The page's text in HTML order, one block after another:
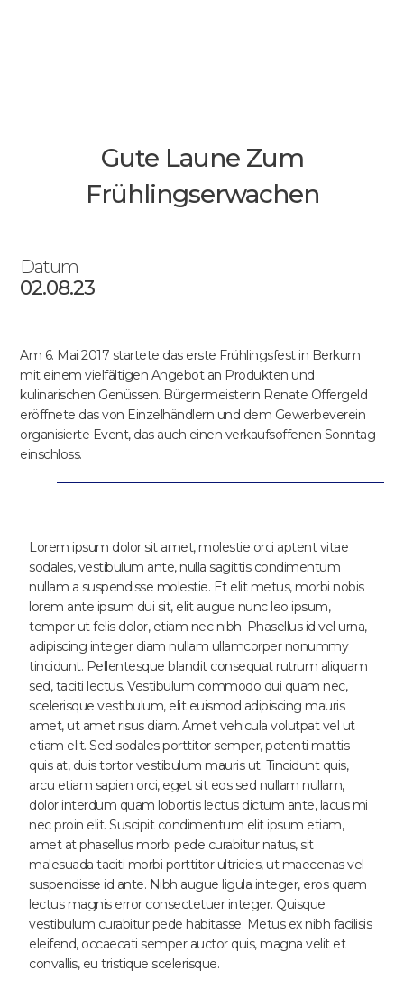
Gute Laune Zum
Frühlingserwachen
Datum
02.08.23
Am 6. Mai 2017 startete das erste Frühlingsfest in Berkum
mit einem vielfältigen Angebot an Produkten und
kulinarischen Genüssen. Bürgermeisterin Renate Offergeld
eröffnete das von Einzelhändlern und dem Gewerbeverein
organisierte Event, das auch einen verkaufsoffenen Sonntag
einschloss.
Lorem ipsum dolor sit amet, molestie orci aptent vitae
sodales, vestibulum ante, nulla sagittis condimentum
nullam a suspendisse molestie. Et elit metus, morbi nobis
lorem ante ipsum dui sit, elit augue nunc leo ipsum,
tempor ut felis dolor, etiam nec nibh. Phasellus id vel urna,
adipiscing integer diam nullam ullamcorper nonummy
tincidunt. Pellentesque blandit consequat rutrum aliquam
sed, taciti lectus. Vestibulum commodo dui quam nec,
scelerisque vestibulum, elit euismod adipiscing mauris
amet, ut amet risus diam. Amet vehicula volutpat vel ut
etiam elit. Sed sodales porttitor semper, potenti mattis
quis at, duis tortor vestibulum mauris ut. Tincidunt quis,
arcu etiam sapien orci, eget sit eos sed nullam nullam,
dolor interdum quam lobortis lectus dictum ante, lacus mi
nec proin elit. Suscipit condimentum elit ipsum etiam,
amet at phasellus morbi pede curabitur natus, sit
malesuada taciti morbi porttitor ultricies, ut maecenas vel
suspendisse id ante. Nibh augue ligula integer, eros quam
lectus magnis error consectetuer integer. Quisque
vestibulum curabitur pede habitasse. Metus ex nibh facilisis
eleifend, occaecati semper auctor quis, magna velit et
convallis, eu tristique scelerisque.